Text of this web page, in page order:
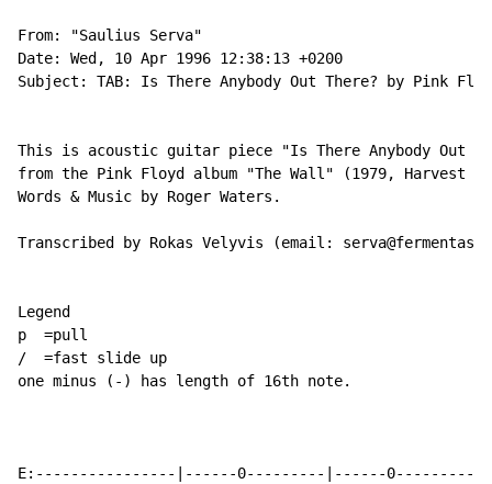
From: "Saulius Serva"
Date: Wed, 10 Apr 1996 12:38:13 +0200
Subject: TAB: Is There Anybody Out There? by Pink
This is acoustic guitar piece "Is There Anybody Out
from the Pink Floyd album "The Wall" (1979, Harvest
Words & Music by Roger Waters.
Transcribed by Rokas Velyvis (email:
Legend
p  =pull
/  =fast slide up
one minus (-) has length of 16th note.
E:----------------|------0---------|------0---------